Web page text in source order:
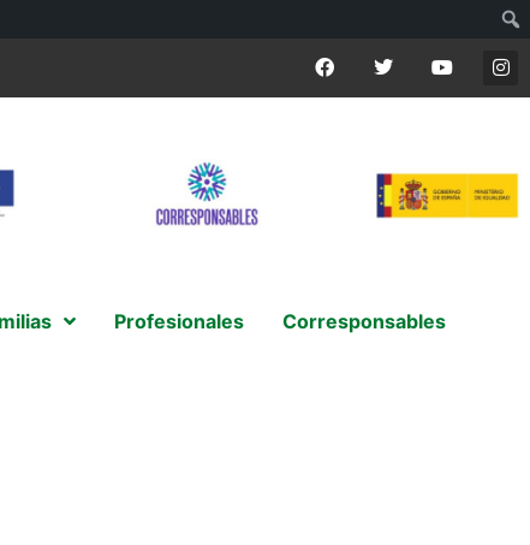
Profesionales Corresponsables